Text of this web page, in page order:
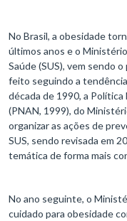
No Brasil, a obesidade
últimos anos e o
Saúde (SUS), vem sendo
feito seguindo a
década de 1990, a
(PNAN, 1999), do
organizar as ações de
SUS, sendo revisada em
temática de forma mais
No ano seguinte, o
cuidado para obesidade